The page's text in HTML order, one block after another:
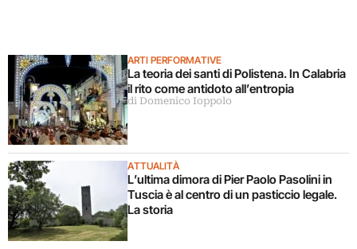
ARTI PERFORMATIVE
La teoria dei santi di Polistena. In Calabria
il rito come antidoto all’entropia
di Domenico Ioppolo
ATTUALITÀ
L’ultima dimora di Pier Paolo Pasolini in
Tuscia è al centro di un pasticcio legale.
La storia